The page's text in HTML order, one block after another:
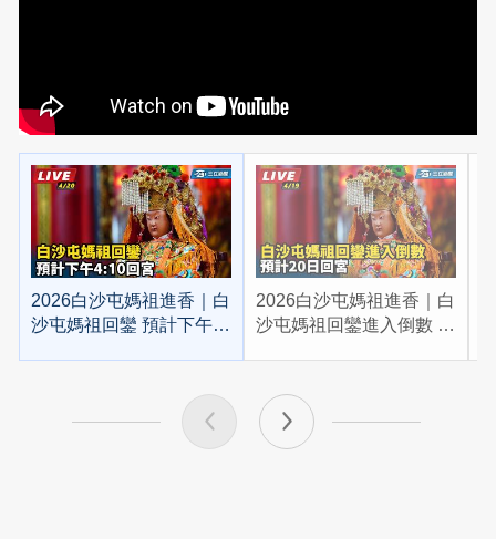
2026白沙屯媽祖進香｜白
沙屯媽祖回鑾 預計下午
2026白沙屯媽祖進香｜白
沙屯媽祖回鑾進入倒數 預